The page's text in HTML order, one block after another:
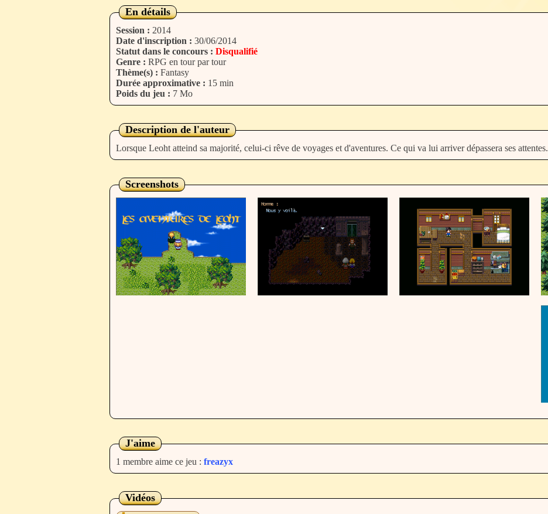
En détails
Session : 2014
Date d'inscription : 30/06/2014
Statut dans le concours : Disqualifié
Genre : RPG en tour par tour
Thème(s) : Fantasy
Durée approximative : 15 min
Poids du jeu : 7 Mo
Description de l'auteur
Lorsque Leoht atteind sa majorité, celui-ci rêve de voyages et d'aventures. Ce qui va lui arriver dépassera ses attentes.
Screenshots
J'aime
1 membre aime ce jeu : freazyx
Vidéos